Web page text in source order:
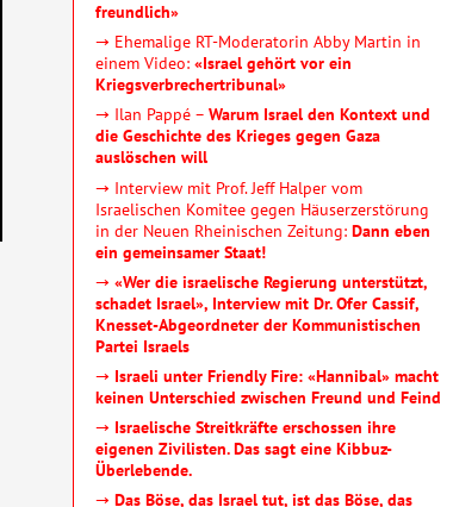
freundlich»
→ Ehemalige RT-Moderatorin Abby Martin in
einem Video: «Israel gehört vor ein
Kriegsverbrechertribunal»
→ Ilan Pappé – Warum Israel den Kontext und
die Geschichte des Krieges gegen Gaza
auslöschen will
→ Interview mit Prof. Jeff Halper vom
Israelischen Komitee gegen Häuserzerstörung
in der Neuen Rheinischen Zeitung: Dann eben
ein gemeinsamer Staat!
→ «Wer die israelische Regierung unterstützt,
schadet Israel», Interview mit Dr. Ofer Cassif,
Knesset-Abgeordneter der Kommunistischen
Partei Israels
→ Israeli unter Friendly Fire: «Hannibal» macht
keinen Unterschied zwischen Freund und Feind
→ Israelische Streitkräfte erschossen ihre
eigenen Zivilisten. Das sagt eine Kibbuz-
Überlebende.
→ Das Böse, das Israel tut, ist das Böse, das